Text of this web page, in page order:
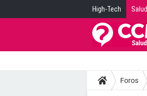
High-Tech Salud
Foros